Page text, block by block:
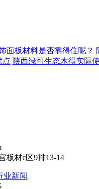
面板材料是否靠得住呢？
点 陕西绿可生态木得实际
板材c区9排13-14
业新闻